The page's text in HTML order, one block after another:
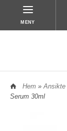
MENY
Hem » Ansikte
Serum 30ml